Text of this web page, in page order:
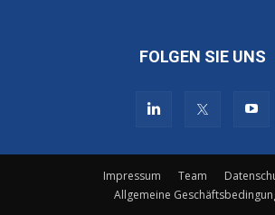
FOLGEN SIE UNS
Impressum Team
Allgemeine